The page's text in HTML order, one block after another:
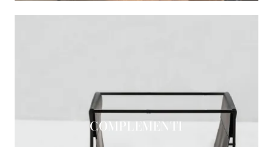
COMPLEMENTI